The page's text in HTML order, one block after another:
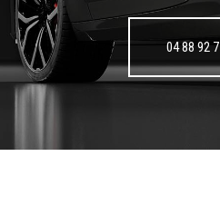
04 88 92